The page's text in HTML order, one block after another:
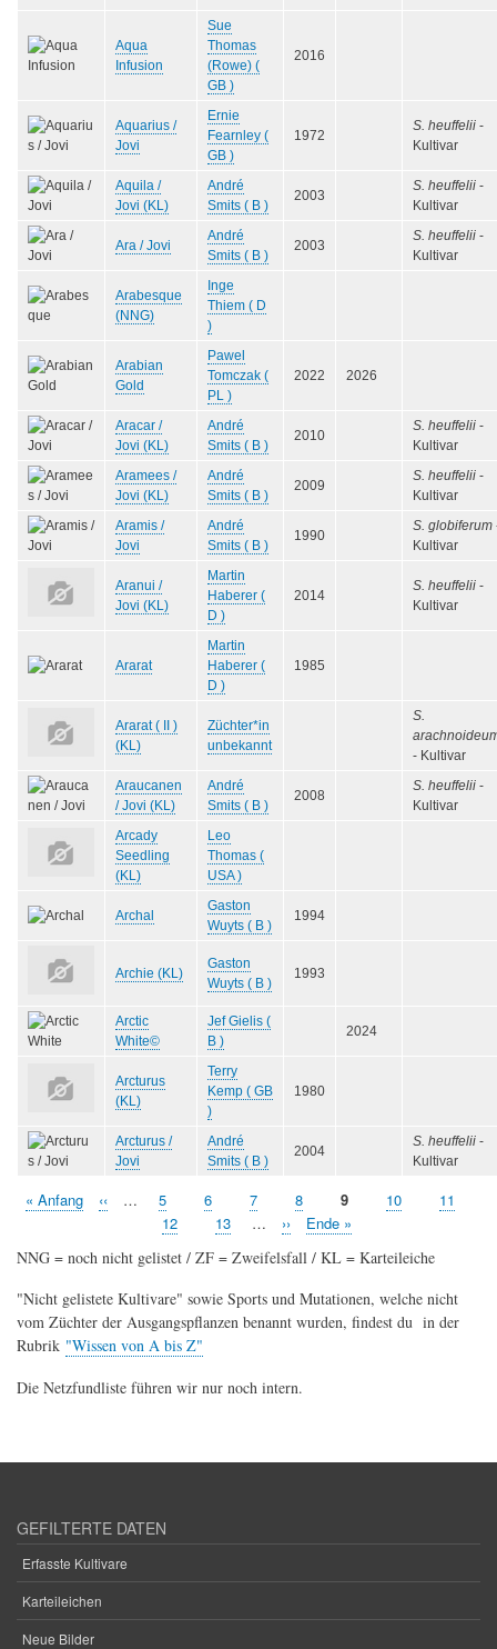
Aqua
Infusion
Sue
Thomas
(Rowe) (
GB )
2016
Aquarius /
Jovi
Ernie
Fearnley (
GB )
1972
S. heuffelii -
Kultivar
Aquila /
Jovi (KL)
André
Smits ( B )
2003
S. heuffelii -
Kultivar
Ara / Jovi
André
Smits ( B )
2003
S. heuffelii -
Kultivar
Arabesque
(NNG)
Inge
Thiem ( D
)
Arabian
Gold
Pawel
Tomczak (
PL )
2022 2026
Aracar /
Jovi (KL)
André
Smits ( B )
2010
S. heuffelii -
Kultivar
Aramees /
Jovi (KL)
André
Smits ( B )
2009
S. heuffelii -
Kultivar
Aramis /
Jovi
André
Smits ( B )
1990
S. globiferum
Kultivar
Aranui /
Jovi (KL)
Martin
Haberer (
D )
2014
S. heuffelii -
Kultivar
Ararat
Martin
Haberer (
D )
1985
Ararat ( II )
(KL)
Züchter*in
unbekannt
S.
- Kultivar
Araucanen
/ Jovi (KL)
André
Smits ( B )
2008
S. heuffelii -
Kultivar
Arcady
Seedling
(KL)
Leo
Thomas (
USA )
Archal
Gaston
Wuyts ( B )
1994
Archie (KL)
Gaston
Wuyts ( B )
1993
Arctic
White©
Jef Gielis (
B )
2024
Arcturus
(KL)
Terry
Kemp ( GB
)
1980
Arcturus /
Jovi
André
Smits ( B )
2004
S. heuffelii -
Kultivar
Seitennummerierung
Erste
« Anfang
Vorherige
‹‹ … Seite
5 Seite
6 Seite
7 Seite
8
Aktuelle
Seite
9 Seite
10 Seite
11
Seite
12 Seite
13 …
Nächste
››
Letzte
Ende »
NNG = noch nicht gelistet / ZF = Zweifelsfall / KL = Karteileiche
"Nicht gelistete Kultivare" sowie Sports und Mutationen, welche nicht
vom Züchter der Ausgangspflanzen benannt wurden, findest du in der
Rubrik "Wissen von A bis Z"
Die Netzfundliste führen wir nur noch intern.
GEFILTERTE DATEN
Erfasste Kultivare
Karteileichen
Neue Bilder